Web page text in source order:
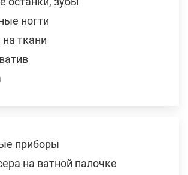
ногти
ткани
приборы
на ватной палочке